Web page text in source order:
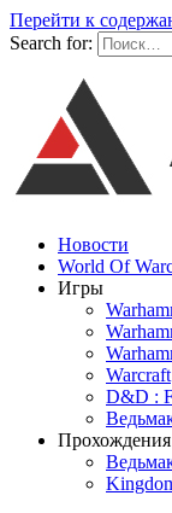
Перейти к
Search for:
Новости
World Of
Игры
Warcraft
D&D :
Прохождения